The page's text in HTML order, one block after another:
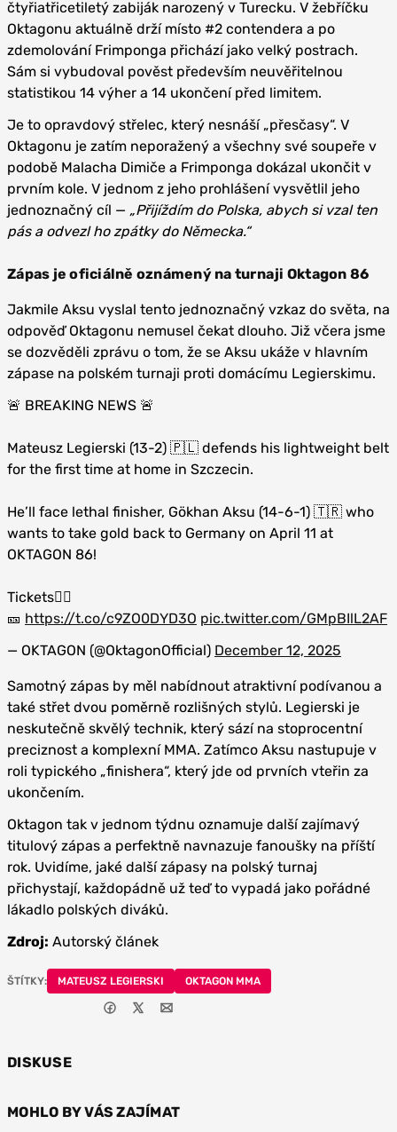
čtyřiatřicetiletý zabiják narozený v Turecku. V žebříčku
Oktagonu aktuálně drží místo #2 contendera a po
zdemolování Frimponga přichází jako velký postrach.
Sám si vybudoval pověst především neuvěřitelnou
statistikou 14 výher a 14 ukončení před limitem.
Je to opravdový střelec, který nesnáší „přesčasy“. V
Oktagonu je zatím neporažený a všechny své soupeře v
podobě Malacha Dimiče a Frimponga dokázal ukončit v
prvním kole. V jednom z jeho prohlášení vysvětlil jeho
jednoznačný cíl — „Přijíždím do Polska, abych si vzal ten
pás a odvezl ho zpátky do Německa.“
Zápas je oficiálně oznámený na turnaji Oktagon 86
Jakmile Aksu vyslal tento jednoznačný vzkaz do světa, na
odpověď Oktagonu nemusel čekat dlouho. Již včera jsme
se dozvěděli zprávu o tom, že se Aksu ukáže v hlavním
zápase na polském turnaji proti domácímu Legierskimu.
🚨 BREAKING NEWS 🚨
Mateusz Legierski (13-2) 🇵🇱 defends his lightweight belt
for the first time at home in Szczecin.
He’ll face lethal finisher, Gökhan Aksu (14-6-1) 🇹🇷 who
wants to take gold back to Germany on April 11 at
OKTAGON 86!
Tickets👇🏼
🎫 https://t.co/c9ZO0DYD3O pic.twitter.com/GMpBIlL2AF
— OKTAGON (@OktagonOfficial) December 12, 2025
Samotný zápas by měl nabídnout atraktivní podívanou a
také střet dvou poměrně rozlišných stylů. Legierski je
neskutečně skvělý technik, který sází na stoprocentní
preciznost a komplexní MMA. Zatímco Aksu nastupuje v
roli typického „finishera“, který jde od prvních vteřin za
ukončením.
Oktagon tak v jednom týdnu oznamuje další zajímavý
titulový zápas a perfektně navnazuje fanoušky na příští
rok. Uvidíme, jaké další zápasy na polský turnaj
přichystají, každopádně už teď to vypadá jako pořádné
lákadlo polských diváků.
Zdroj: Autorský článek
ŠTÍTKY: MATEUSZ LEGIERSKI OKTAGON MMA
DISKUSE
MOHLO BY VÁS ZAJÍMAT